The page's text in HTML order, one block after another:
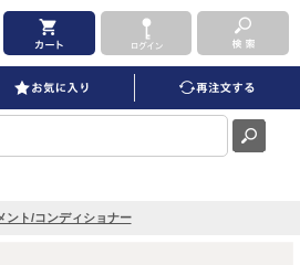
ント/コンディショナー